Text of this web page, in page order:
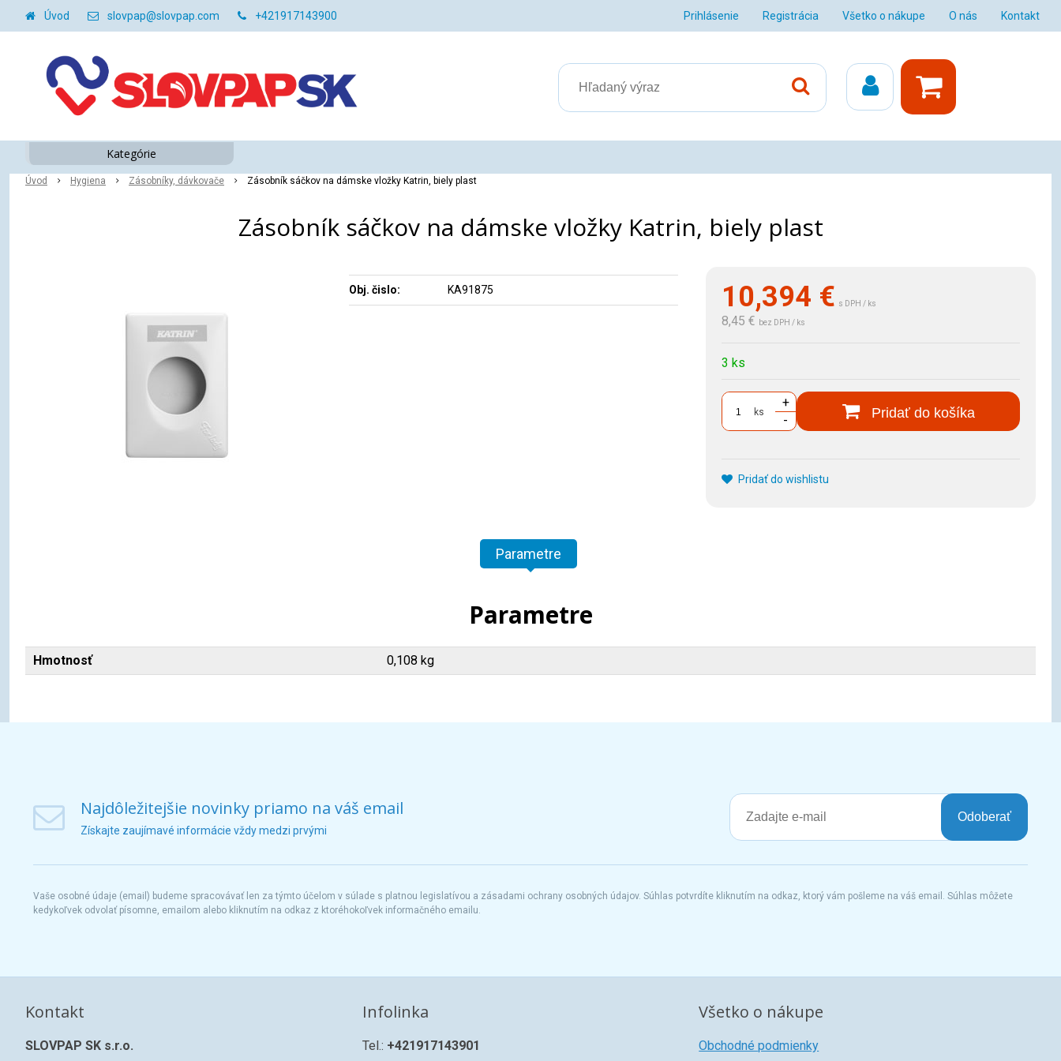
Úvod slovpap@slovpap.com +421917143900 Prihlásenie Registrácia Všetko o nákupe O nás Kontakt
Úvod Hygiena Zásobníky, dávkovače Zásobník sáčkov na dámske vložky Katrin, biely plast
Zásobník sáčkov na dámske vložky Katrin, biely plast
10,394 € s DPH / ks
8,45 € bez DPH / ks
3 ks
ks
+
-
Pridať do košíka
Pridať do wishlistu
Obj. čislo: KA91875
Parametre
Parametre
Hmotnosť 0,108 kg
Kategórie
Najdôležitejšie novinky priamo na váš email
Získajte zaujímavé informácie vždy medzi prvými
Odoberať
Vaše osobné údaje (email) budeme spracovávať len za týmto účelom v súlade s platnou legislatívou a zásadami ochrany osobných údajov. Súhlas potvrdíte kliknutím na odkaz, ktorý vám pošleme na váš email. Súhlas môžete
kedykoľvek odvolať písomne, emailom alebo kliknutím na odkaz z ktoréhokoľvek informačného emailu.
Kontakt
SLOVPAP SK s.r.o.
Infolinka
Tel.: +421917143901
Všetko o nákupe
Obchodné podmienky